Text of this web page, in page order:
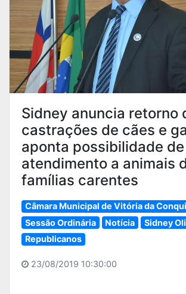
Sidney anuncia retorno
castrações de cães e
aponta possibilidade de
atendimento a animais
famílias carentes
Câmara Municipal de Vitória da
Sessão Ordinária
Notícia
Sidney
Republicanos
23/08/2019 10:30:00